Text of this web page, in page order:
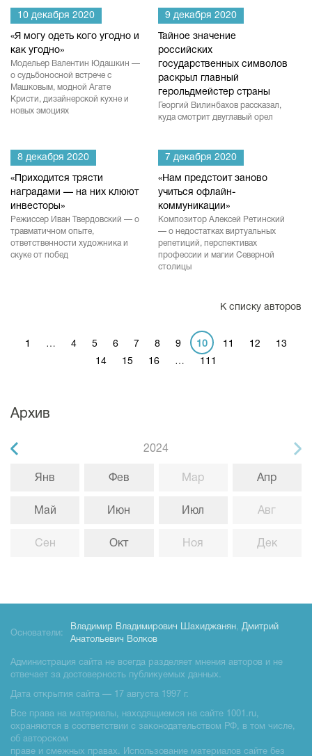
10 декабря 2020
«Я могу одеть кого угодно и
как угодно»
Модельер Валентин Юдашкин —
о судьбоносной встрече с
Машковым, модной Агате
Кристи, дизайнерской кухне и
новых эмоциях
9 декабря 2020
Тайное значение
российских
государственных символов
раскрыл главный
герольдмейстер страны
Георгий Вилинбахов рассказал,
куда смотрит двуглавый орел
8 декабря 2020
«Приходится трясти
наградами — на них клюют
инвесторы»
Режиссер Иван Твердовский — о
травматичном опыте,
ответственности художника и
скуке от побед
7 декабря 2020
«Нам предстоит заново
учиться офлайн-
коммуникации»
Композитор Алексей Ретинский
— о недостатках виртуальных
репетиций, перспективах
профессии и магии Северной
столицы
К списку авторов
1 … 4 5 6 7 8 9 10 11 12
13
14
15 16 … 111
Архив
2024
Янв
Май
Сен
Фев
Июн
Окт
Мар
Июл
Ноя
Апр
Авг
Дек
Основатели:
Владимир Владимирович Шахиджанян, Дмитрий
Анатольевич Волков
Администрация сайта не всегда разделяет мнения авторов и не
отвечает за достоверность публикуемых данных.
Дата открытия сайта — 17 августа 1997 г.
Все права на материалы, находящиемся на сайте 1001.ru,
охраняются в соответствии с законодательством РФ, в том числе,
об авторском
праве и смежных правах. Использование материалов сайте без